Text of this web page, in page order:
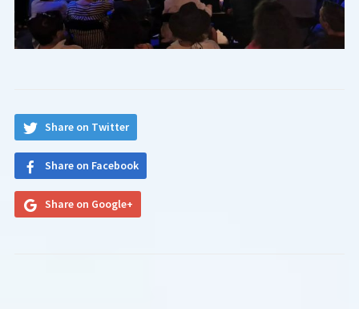
Share on Twitter
Share on Facebook
Share on Google+